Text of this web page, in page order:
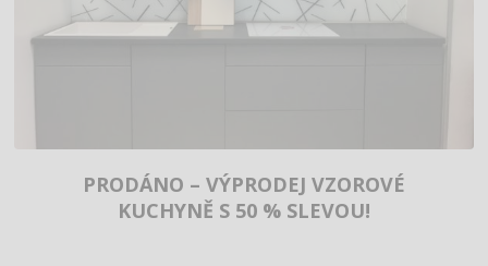
PRODÁNO – VÝPRODEJ VZOROVÉ
KUCHYNĚ S 50 % SLEVOU!